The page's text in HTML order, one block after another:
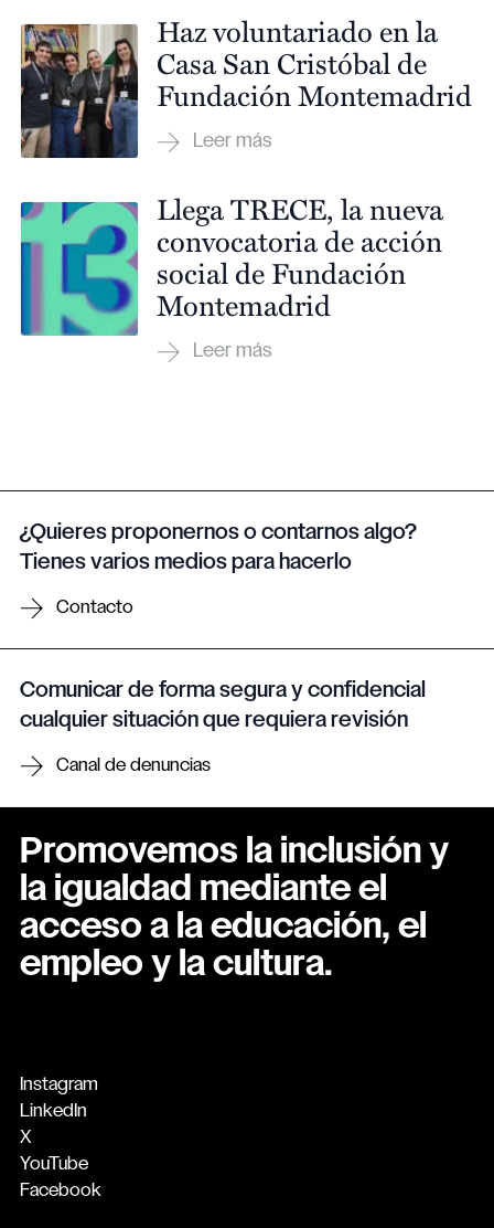
Haz voluntariado en la
Casa San Cristóbal de
Fundación Montemadrid
Llega TRECE, la nueva
convocatoria de acción
social de Fundación
Montemadrid
¿Quieres proponernos o contarnos algo?
Tienes varios medios para hacerlo
Contacto
Comunicar de forma segura y confidencial
cualquier situación que requiera revisión
Canal de denuncias
Promovemos la inclusión y
la igualdad mediante el
acceso a la educación, el
empleo y la cultura.
Instagram
LinkedIn
X
YouTube
Facebook